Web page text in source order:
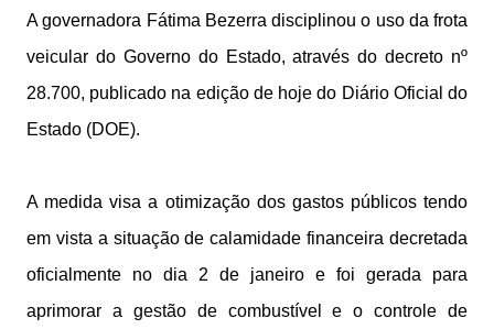
A governadora Fátima Bezerra disciplinou o uso da frota
veicular do Governo do Estado, através do decreto nº
28.700, publicado na edição de hoje do Diário Oficial do
Estado (DOE).
A medida visa a otimização dos gastos públicos tendo
em vista a situação de calamidade financeira decretada
oficialmente no dia 2 de janeiro e foi gerada para
aprimorar a gestão de combustível e o controle de